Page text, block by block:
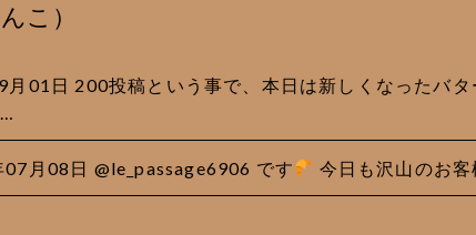
こ）
月01日 200投稿という事で、本日は新しくなったバタ
…
月08日 @le_passage6906 です 今日も沢山のお